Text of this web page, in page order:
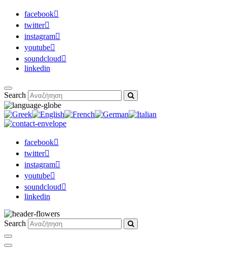
facebook
twitter
instagram
youtube
soundcloud
linkedin
Search
facebook
twitter
instagram
youtube
soundcloud
linkedin
Search